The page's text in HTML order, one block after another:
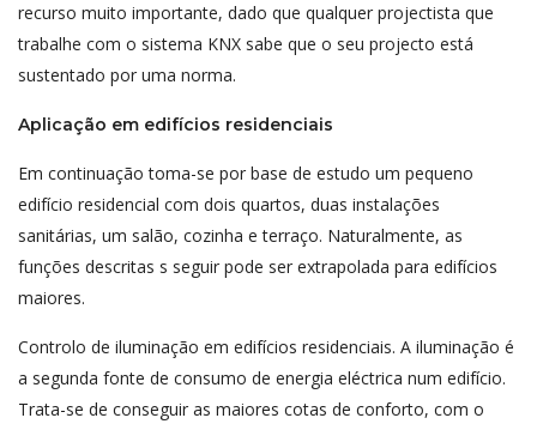
recurso muito importante, dado que qualquer projectista que
trabalhe com o sistema KNX sabe que o seu projecto está
sustentado por uma norma.
Aplicação em edifícios residenciais
Em continuação toma-se por base de estudo um pequeno
edifício residencial com dois quartos, duas instalações
sanitárias, um salão, cozinha e terraço. Naturalmente, as
funções descritas s seguir pode ser extrapolada para edifícios
maiores.
Controlo de iluminação em edifícios residenciais. A iluminação é
a segunda fonte de consumo de energia eléctrica num edifício.
Trata-se de conseguir as maiores cotas de conforto, com o